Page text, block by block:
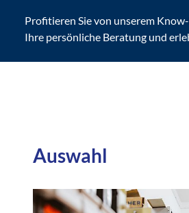
Profitieren Sie von unserem
Ihre persönliche Beratung und
Auswahl